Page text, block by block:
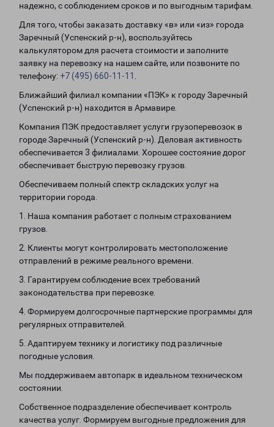
надежно, с соблюдением сроков и по выгодным тарифам.
Для того, чтобы заказать доставку «в» или «из» города
Заречный (Успенский р-н), воспользуйтесь
калькулятором для расчета стоимости и заполните
заявку на перевозку на нашем сайте, или позвоните по
телефону: +7 (495) 660-11-11
Ближайший филиал компании «ПЭК» к городу Заречный
(Успенский р-н) находится в Армавире.
Компания ПЭК предоставляет услуги грузоперевозок в
городе Заречный (Успенский р-н). Деловая активность
обеспечивается 3 филиалами. Хорошее состояние дорог
обеспечивает быструю перевозку грузов.
Обеспечиваем полный спектр складских услуг на
территории города.
1. Наша компания работает с полным страхованием
грузов.
2. Клиенты могут контролировать местоположение
отправлений в режиме реального времени.
3. Гарантируем соблюдение всех требований
законодательства при перевозке.
4. Формируем долгосрочные партнерские программы для
регулярных отправителей.
5. Адаптируем технику и логистику под различные
погодные условия.
Мы поддерживаем автопарк в идеальном техническом
состоянии.
Собственное подразделение обеспечивает контроль
качества услуг. Формируем выгодные предложения для